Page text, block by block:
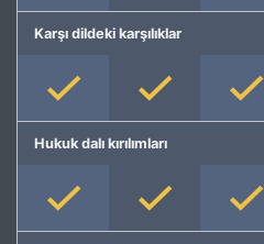
Karşı dildeki karşılıklar
Hukuk dalı kırılımları